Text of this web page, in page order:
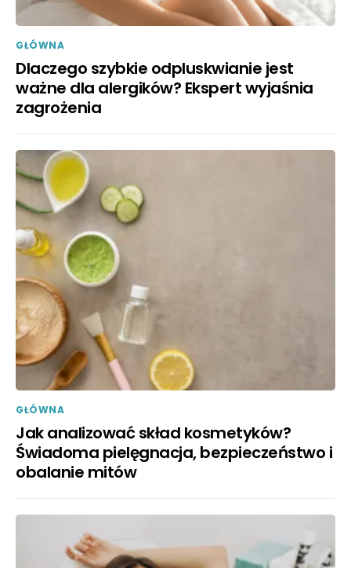
GŁÓWNA
Dlaczego szybkie odpluskwianie jest
ważne dla alergików? Ekspert wyjaśnia
zagrożenia
GŁÓWNA
Jak analizować skład kosmetyków?
Świadoma pielęgnacja, bezpieczeństwo i
obalanie mitów